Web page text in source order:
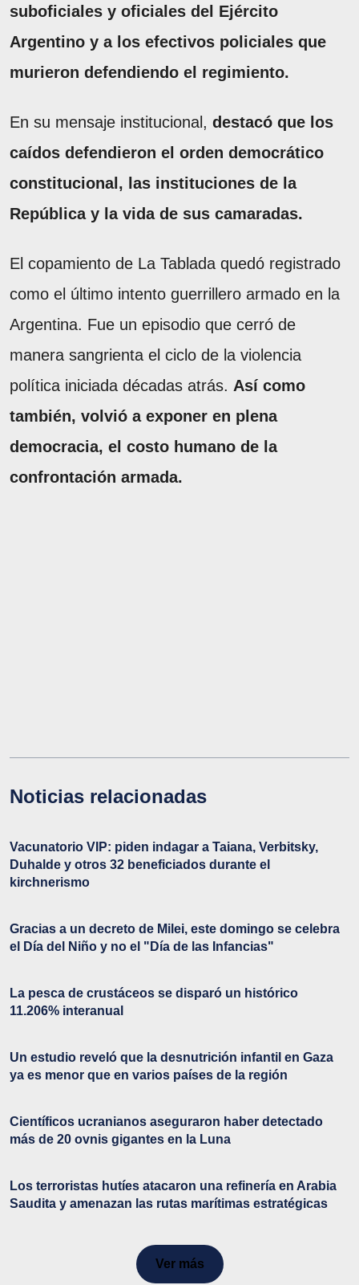
suboficiales y oficiales del Ejército
Argentino y a los efectivos policiales que
murieron defendiendo el regimiento.
En su mensaje institucional, destacó que los
caídos defendieron el orden democrático
constitucional, las instituciones de la
República y la vida de sus camaradas.
El copamiento de La Tablada quedó registrado
como el último intento guerrillero armado en la
Argentina. Fue un episodio que cerró de
manera sangrienta el ciclo de la violencia
política iniciada décadas atrás. Así como
también, volvió a exponer en plena
democracia, el costo humano de la
confrontación armada.
Noticias relacionadas
Vacunatorio VIP: piden indagar a Taiana, Verbitsky,
Duhalde y otros 32 beneficiados durante el
kirchnerismo
Gracias a un decreto de Milei, este domingo se celebra
el Día del Niño y no el "Día de las Infancias"
La pesca de crustáceos se disparó un histórico
11.206% interanual
Un estudio reveló que la desnutrición infantil en Gaza
ya es menor que en varios países de la región
Científicos ucranianos aseguraron haber detectado
más de 20 ovnis gigantes en la Luna
Los terroristas hutíes atacaron una refinería en Arabia
Saudita y amenazan las rutas marítimas estratégicas
Ver más